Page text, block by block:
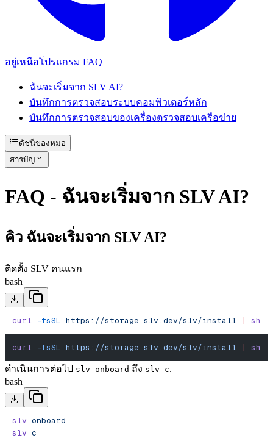
อยู่เหนือโปรแกรม FAQ
ฉันจะเริ่มจาก SLV AI?
บันทึกการตรวจสอบระบบคอมพิวเตอร์หลัก
บันทึกการตรวจสอบของเครื่องตรวจสอบเครือข่าย
ดัชนีของหมอ
สารบัญ
FAQ - ฉันจะเริ่มจาก SLV AI?
คิว ฉันจะเริ่มจาก SLV AI?
ติดตั้ง SLV คนแรก
bash
curl -fsSL https://storage.slv.dev/slv/install | sh
curl -fsSL https://storage.slv.dev/slv/install | sh
ดําเนินการต่อไป slv onboard ถึง slv c.
bash
slv onboard
slv c